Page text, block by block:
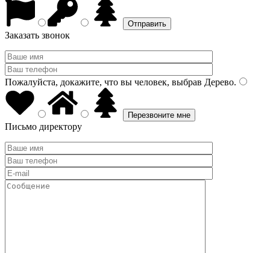
Заказать звонок
Пожалуйста, докажите, что вы человек, выбрав Дерево.
Письмо директору